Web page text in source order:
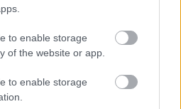
to enable storage
of the website or app.
to enable storage
szolgáltak komoly
bárki által gyorsan elérhető